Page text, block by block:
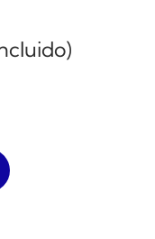
100L 8BAR 10CFM C/